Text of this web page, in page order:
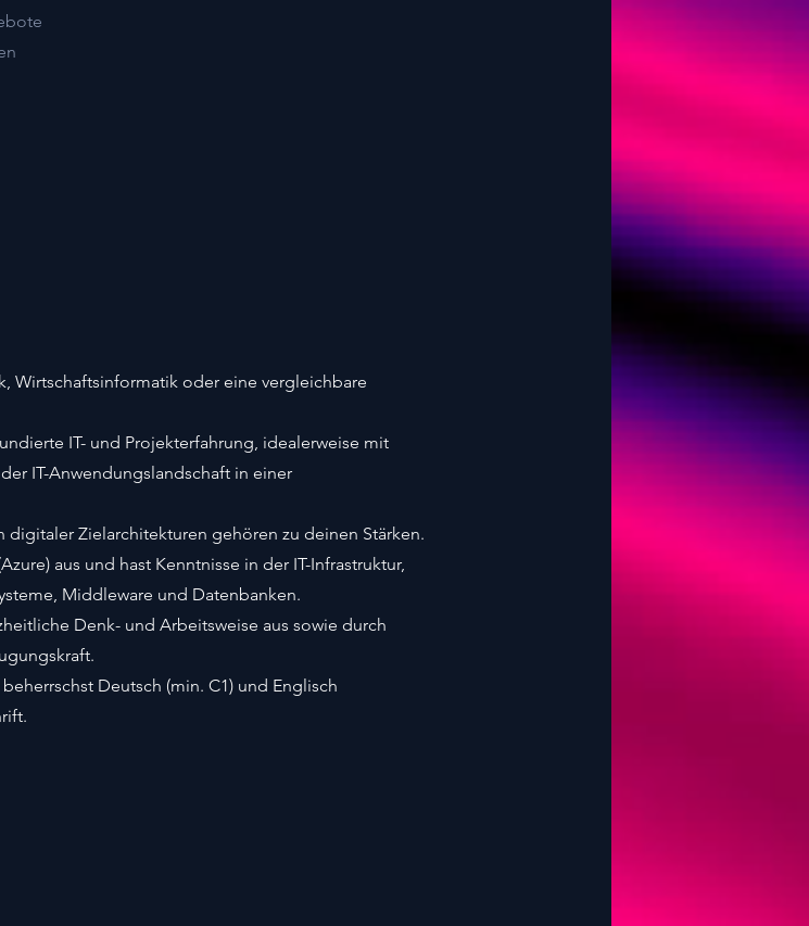
Wirtschaftsinformatik oder eine vergleichbare
IT- und Projekterfahrung, idealerweise mit
IT-Anwendungslandschaft in einer
digitaler Zielarchitekturen gehören zu deinen Stärken.
aus und hast Kenntnisse in der IT-Infrastruktur,
Middleware und Datenbanken.
Denk- und Arbeitsweise aus sowie durch
Deutsch (min. C1) und Englisch